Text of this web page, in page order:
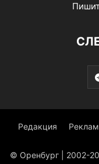
Редакция
© Оренбург | 2002-